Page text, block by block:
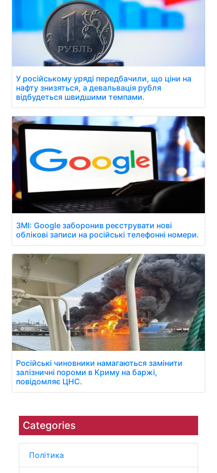
Categories
Політика
У російському уряді передбачили, що ціни на
нафту знизяться, а девальвація рубля
відбудеться швидшими темпами.
ЗМІ: Google заборонив реєструвати нові
облікові записи на російські телефонні номери.
Російські чиновники намагаються замінити
залізничні пороми в Криму на баржі,
повідомляє ЦНС.